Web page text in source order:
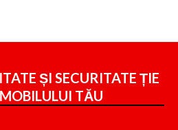
ȘI SECURITATE ȚIE
TĂU